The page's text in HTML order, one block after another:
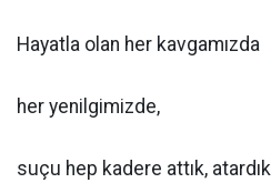
Hayatla olan her kavgamızda
her yenilgimizde,
suçu hep kadere attık,